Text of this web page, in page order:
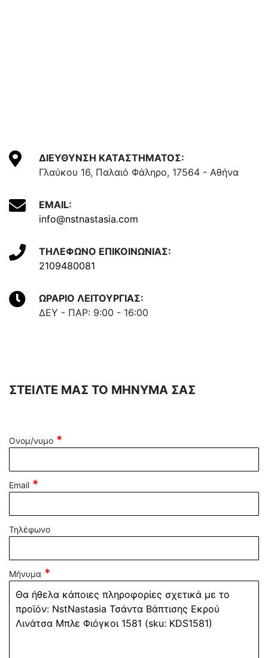
ΔΙΕΥΘΥΝΣΗ ΚΑΤΑΣΤΗΜΑΤΟΣ:
Γλαύκου 16, Παλαιό Φάληρο, 17564 - Αθήνα
EMAIL:
info@nstnastasia.com
ΤΗΛΕΦΩΝΟ ΕΠΙΚΟΙΝΩΝΙΑΣ:
2109480081
ΩΡΑΡΙΟ ΛΕΙΤΟΥΡΓΙΑΣ:
ΔΕΥ - ΠΑΡ: 9:00 - 16:00
ΣΤΕΙΛΤΕ ΜΑΣ ΤΟ ΜΗΝΥΜΑ ΣΑΣ
Ονομ/νυμο
Email
Τηλέφωνο
Μήνυμα